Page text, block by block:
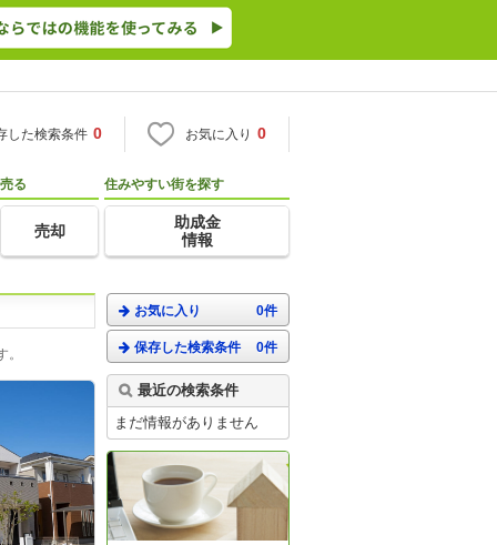
した検索条件 0 お気に入り 0
売る
売却
住みやすい街を探す
助成金
情報
お気に入り 0件
保存した検索条件 0件
最近の検索条件
まだ情報がありません